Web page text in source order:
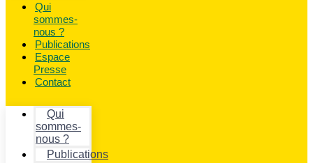
Qui
sommes-
nous ?
Publications
Espace
Presse
Contact
Qui
sommes-
nous ?
Publications